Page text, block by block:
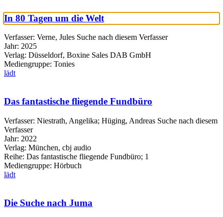
In 80 Tagen um die Welt
Verfasser: Verne, Jules Suche nach diesem Verfasser
Jahr: 2025
Verlag: Düsseldorf, Boxine Sales DAB GmbH
Mediengruppe: Tonies
lädt
Das fantastische fliegende Fundbüro
Verfasser: Niestrath, Angelika; Hüging, Andreas Suche nach diesem
Verfasser
Jahr: 2022
Verlag: München, cbj audio
Reihe: Das fantastische fliegende Fundbüro; 1
Mediengruppe: Hörbuch
lädt
Die Suche nach Juma